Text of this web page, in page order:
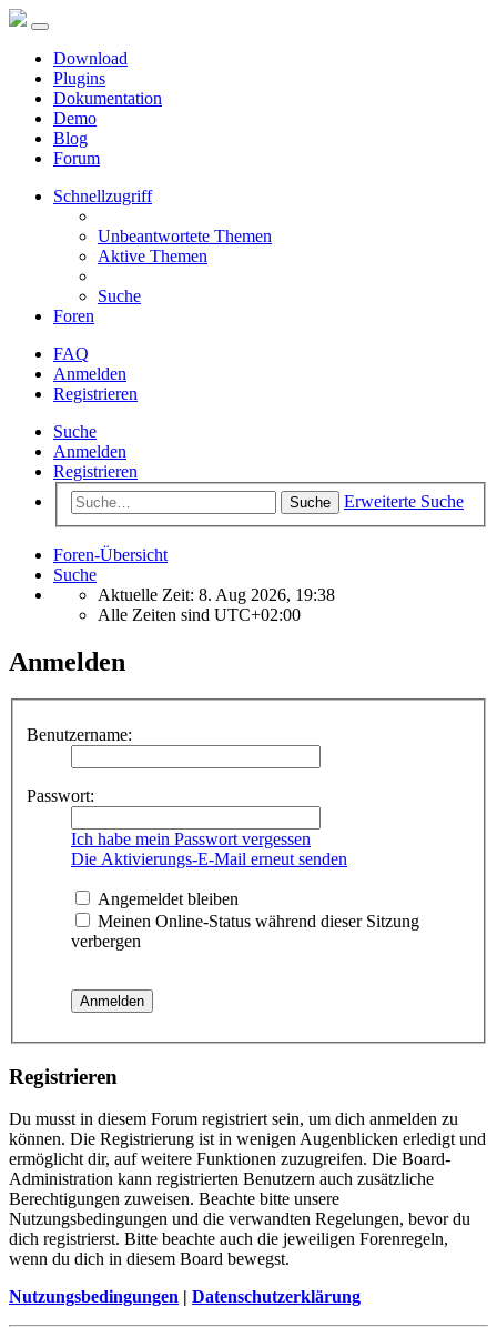
Download
Plugins
Dokumentation
Demo
Blog
Forum
Schnellzugriff
Unbeantwortete Themen
Aktive Themen
Suche
Foren
FAQ
Anmelden
Registrieren
Suche
Anmelden
Registrieren
Suche Erweiterte Suche
Foren-Übersicht
Suche
Aktuelle Zeit: 8. Aug 2026, 19:38
Alle Zeiten sind UTC+02:00
Anmelden
Benutzername:
Passwort:
Ich habe mein Passwort vergessen
Die Aktivierungs-E-Mail erneut senden
Angemeldet bleiben
Meinen Online-Status während dieser Sitzung
verbergen
Registrieren
Du musst in diesem Forum registriert sein, um dich anmelden zu
können. Die Registrierung ist in wenigen Augenblicken erledigt und
ermöglicht dir, auf weitere Funktionen zuzugreifen. Die Board-
Administration kann registrierten Benutzern auch zusätzliche
Berechtigungen zuweisen. Beachte bitte unsere
Nutzungsbedingungen und die verwandten Regelungen, bevor du
dich registrierst. Bitte beachte auch die jeweiligen Forenregeln,
wenn du dich in diesem Board bewegst.
Nutzungsbedingungen | Datenschutzerklärung